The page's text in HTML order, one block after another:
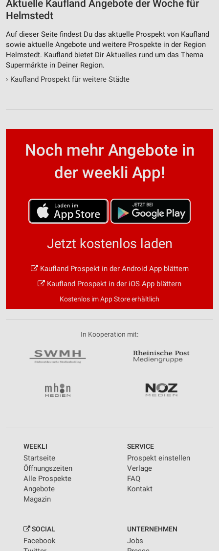
Aktuelle Kaufland Angebote der Woche für
Helmstedt
Auf dieser Seite findest Du das aktuelle Prospekt von Kaufland
sowie aktuelle Angebote und weitere Prospekte in der Region
Helmstedt. Kaufland bietet Dir Aktuelles rund um das Thema
Supermärkte in Deiner Region.
› Kaufland Prospekt für weitere Städte
Noch mehr Angebote in
der weekli App!
Jetzt kostenlos laden
Kaufland Prospekt in der Android App blättern
Kaufland Prospekt in der iOS App blättern
Kostenlos im App Store erhältlich
In Kooperation mit:
WEEKLI
Startseite
Öffnungszeiten
Alle Prospekte
Angebote
Magazin
SERVICE
Prospekt einstellen
Verlage
FAQ
Kontakt
SOCIAL
Facebook
UNTERNEHMEN
Jobs